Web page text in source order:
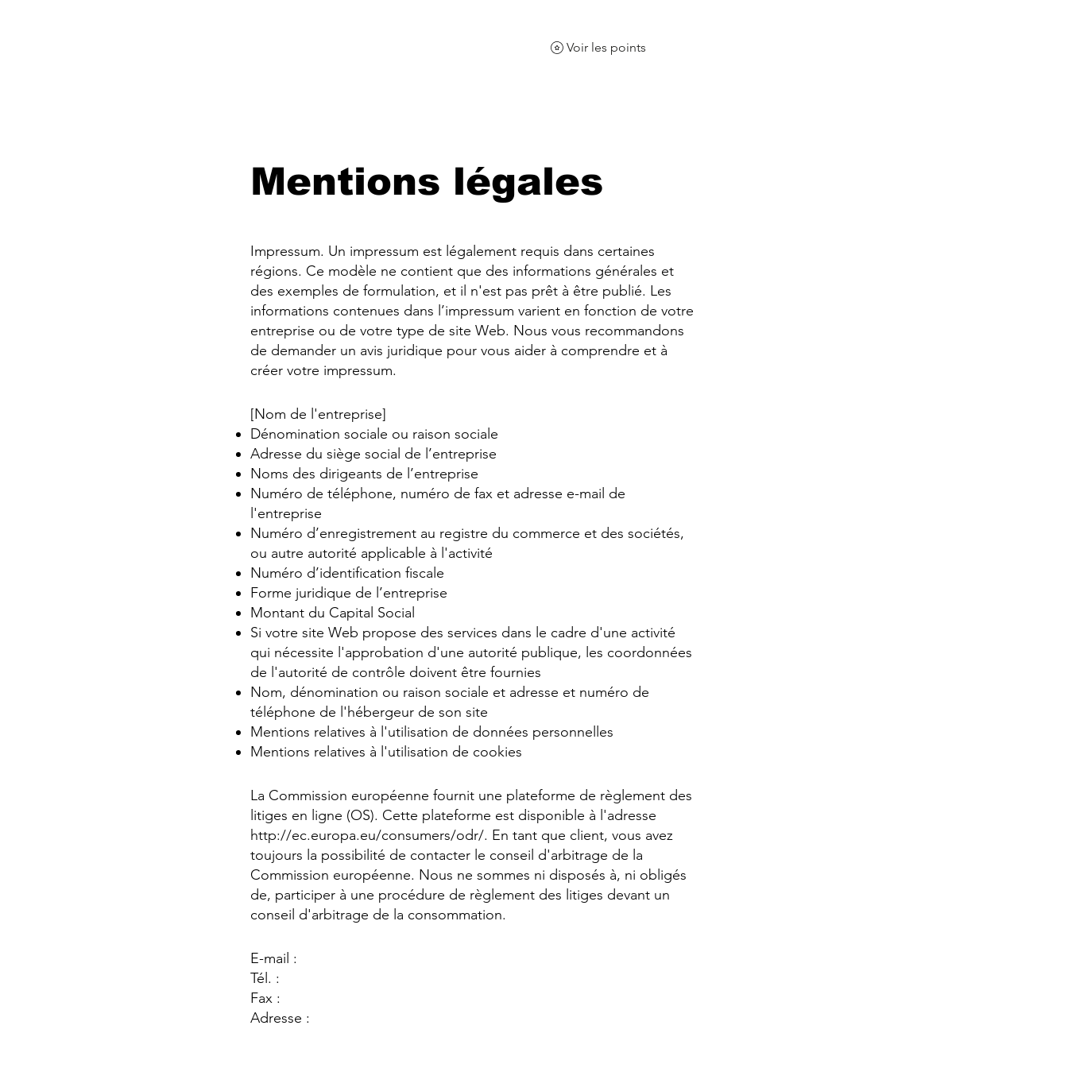
Voir les points
Mentions légales
Impressum. Un impressum est légalement requis dans certaines
régions. Ce modèle ne contient que des informations générales et
des exemples de formulation, et il n'est pas prêt à être publié. Les
informations contenues dans l’impressum varient en fonction de votre
entreprise ou de votre type de site Web. Nous vous recommandons
de demander un avis juridique pour vous aider à comprendre et à
créer votre impressum.
[Nom de l'entreprise]
Dénomination sociale ou raison sociale
Adresse du siège social de l’entreprise
Noms des dirigeants de l’entreprise
Numéro de téléphone, numéro de fax et adresse e-mail de
l'entreprise
Numéro d’enregistrement au registre du commerce et des sociétés,
ou autre autorité applicable à l'activité
Numéro d’identification fiscale
Forme juridique de l’entreprise
Montant du Capital Social
Si votre site Web propose des services dans le cadre d'une activité
qui nécessite l'approbation d'une autorité publique, les coordonnées
de l'autorité de contrôle doivent être fournies
Nom, dénomination ou raison sociale et adresse et numéro de
téléphone de l'hébergeur de son site
Mentions relatives à l'utilisation de données personnelles
Mentions relatives à l'utilisation de cookies
La Commission européenne fournit une plateforme de règlement des
litiges en ligne (OS). Cette plateforme est disponible à l'adresse
http://ec.europa.eu/consumers/odr/. En tant que client, vous avez
toujours la possibilité de contacter le conseil d'arbitrage de la
Commission européenne. Nous ne sommes ni disposés à, ni obligés
de, participer à une procédure de règlement des litiges devant un
conseil d'arbitrage de la consommation.
E-mail :
Tél. :
Fax :
Adresse :